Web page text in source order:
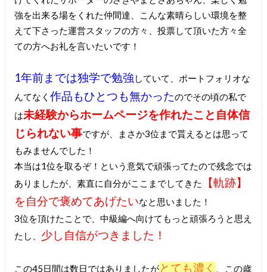
強を出来る場をくれた仲間達、こんな素晴らしい環境を整
えて下さった運営スタッフの方々、投票して頂いた方々全
ての方へお礼を言いたいです！
1年前までは独学で勉強 していて、ポートフォリオな
んてなく 作品もひとつも無かったのでその頃の私で
は未経験からホームページを作れたこと自体信
じられない事ですが、まさか3位まで貰えるとは思って
もみませんでした！
本当は1位を取るぞ！という意気で頑張ってたので残念では
ありましたが、素直に自分がここまでしてきた
【軌跡】
を自分で褒めてあげたいなと思いました！
3位を頂けたことで、中級編へ向けてもっと頑張ろうと思え
たし、 少し自信がつきました！
この45日間は数日ではありましたがとても濃く
、この歳